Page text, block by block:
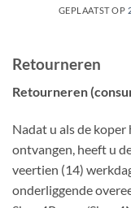
GEPLAATST OP
Retourneren
Retourneren
Nadat u als de
ontvangen, heeft u
veertien (14)
onderliggende